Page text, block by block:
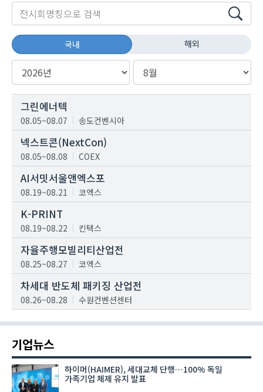
국내 해외
그린에너텍
08.05~08.07 송도컨벤시아
넥스트콘(NextCon)
08.05~08.08 COEX
AI서밋서울앤엑스포
08.19~08.21 코엑스
K-PRINT
08.19~08.22 킨텍스
자율주행모빌리티산업전
08.25~08.27 코엑스
차세대 반도체 패키징 산업전
08.26~08.28 수원컨벤션센터
기업뉴스
하이머(HAIMER), 세대교체 단행…100% 독일
가족기업 체제 유지 발표